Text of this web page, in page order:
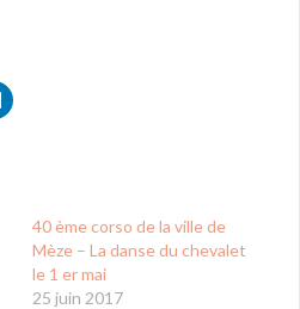
40 ème corso de la ville de
Mèze – La danse du chevalet
le 1 er mai
25 juin 2017